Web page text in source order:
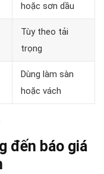
hoặc sơn dầu
Tùy theo tải
trọng
Dùng làm sàn
hoặc vách
đến báo giá